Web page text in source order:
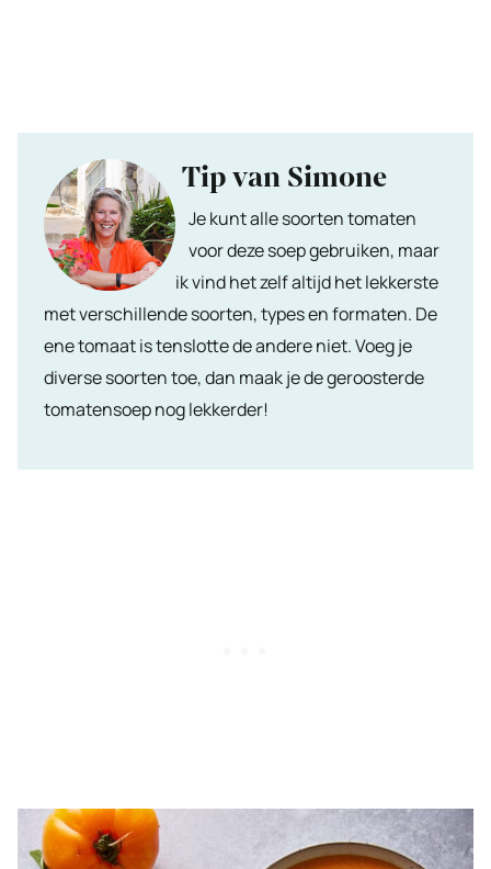
Tip van Simone
Je kunt alle soorten tomaten
voor deze soep gebruiken, maar
ik vind het zelf altijd het lekkerste
met verschillende soorten, types en formaten. De
ene tomaat is tenslotte de andere niet. Voeg je
diverse soorten toe, dan maak je de geroosterde
tomatensoep nog lekkerder!